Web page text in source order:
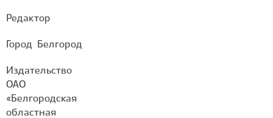
Редактор
Город Белгород
Издательство
ОАО
«Белгородская
областная